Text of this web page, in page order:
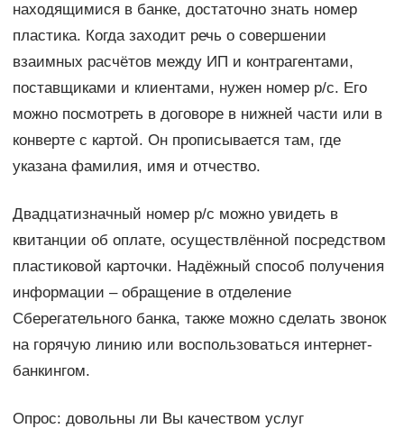
находящимися в банке, достаточно знать номер
пластика. Когда заходит речь о совершении
взаимных расчётов между ИП и контрагентами,
поставщиками и клиентами, нужен номер р/с. Его
можно посмотреть в договоре в нижней части или в
конверте с картой. Он прописывается там, где
указана фамилия, имя и отчество.
Двадцатизначный номер р/с можно увидеть в
квитанции об оплате, осуществлённой посредством
пластиковой карточки. Надёжный способ получения
информации – обращение в отделение
Сберегательного банка, также можно сделать звонок
на горячую линию или воспользоваться интернет-
банкингом.
Опрос: довольны ли Вы качеством услуг